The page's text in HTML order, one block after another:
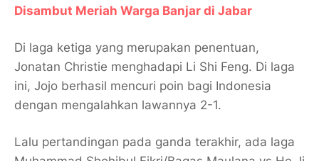
Disambut Meriah Warga Banjar di Jabar
Di laga ketiga yang merupakan penentuan,
Jonatan Christie menghadapi Li Shi Feng. Di laga
ini, Jojo berhasil mencuri poin bagi Indonesia
dengan mengalahkan lawannya 2-1.
Lalu pertandingan pada ganda terakhir, ada laga